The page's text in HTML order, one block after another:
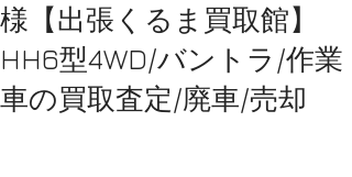
様【出張くるま買取館】
HH6型4WD/バントラ/作業
車の買取査定/廃車/売却